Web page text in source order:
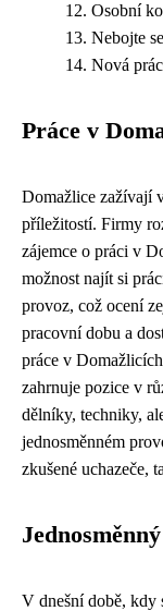
Osobní
Nebojte
Nová
Práce v
Domažlice zažívají
příležitostí. Firmy
zájemce o práci v
možnost najít si
provoz, což ocení
pracovní dobu a
práce v
zahrnuje pozice v
dělníky, techniky,
jednosměnném
zkušené uchazeče,
V dnešní době, kdy